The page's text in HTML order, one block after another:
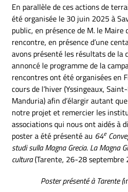
En parallèle de ces actions de
été organisée le 30 juin 2025 à
public, en présence de M. le Maire
rencontre, en présence d’une
avons présenté les résultats de la
annoncé le programme de la
rencontres ont été organisées en
cours de l’hiver (Yssingeaux,
Manduria) afin d’élargir autant
notre projet et remercier les
associations qui nous ont aidés à
poster a été présenté au 64e
studi sulla Magna Grecia. La Magna
cultura(Tarente, 26-28 septembre
Poster présenté à Tarente (